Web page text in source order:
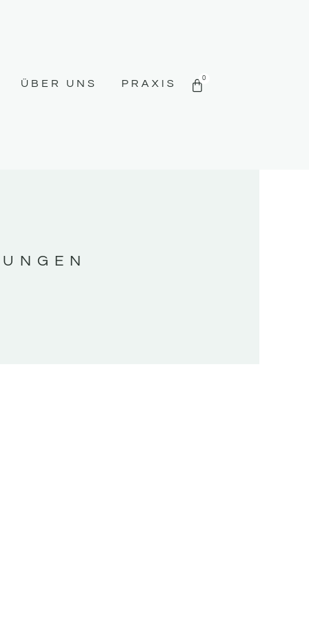
ÜBER UNS PRAXIS 0
WARENKORB